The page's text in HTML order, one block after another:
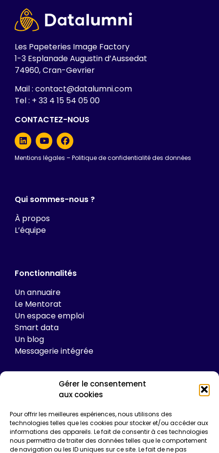
Gérer le consentement
aux cookies
Pour offrir les meilleures expériences, nous utilisons des
technologies telles que les cookies pour stocker et/ou accéder aux
informations des appareils. Le fait de consentir à ces technologies
nous permettra de traiter des données telles que le comportement
de navigation ou les ID uniques sur ce site. Le fait de ne pas
Les Papeteries Image Factory
1-3 Esplanade Augustin d’Aussedat
74960, Cran-Gevrier
Mail : contact@datalumni.com
Tel : + 33 4 15 54 05 00
CONTACTEZ-NOUS
Mentions légales –Politique de confidentialité des données
Qui sommes-nous ?
À propos
L’équipe
Fonctionnalités
Un annuaire
Le Mentorat
Un espace emploi
Smart data
Un blog
Messagerie intégrée
Plateforme
Formations
Enquêtes de certification
Communication